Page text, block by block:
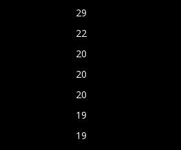
29
22
20
20
20
19
19